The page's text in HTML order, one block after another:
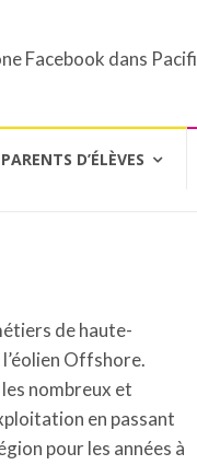
D’ÉLÈVES
de haute-
Offshore.
nombreux et
en passant
pour les années à